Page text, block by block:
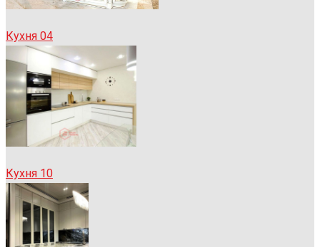
Кухня 04
Кухня 10